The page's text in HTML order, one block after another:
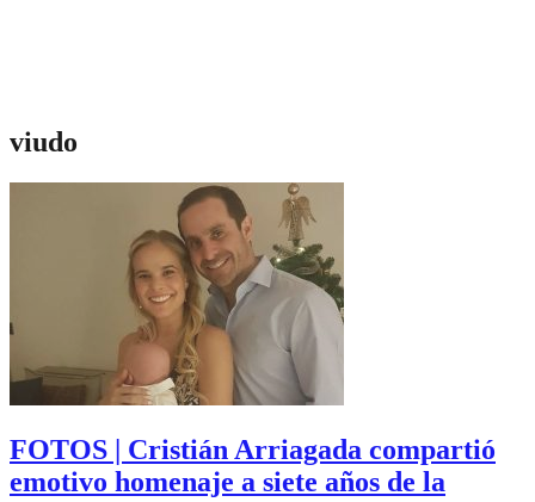
viudo
FOTOS | Cristián Arriagada compartió
emotivo homenaje a siete años de la